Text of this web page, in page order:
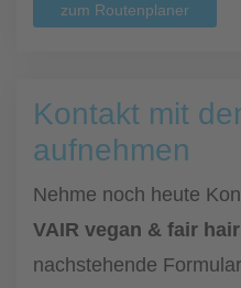
zum Routenplaner
Kontakt mit
aufnehmen
Nehme noch heute
VAIR vegan & fair hair
nachstehende